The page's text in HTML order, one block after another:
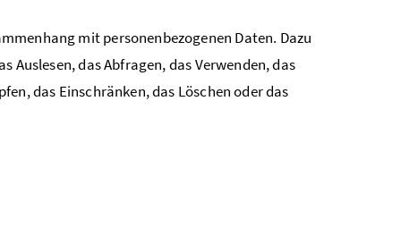
mit personenbezogenen Daten. Dazu
Auslesen, das Abfragen, das Verwenden, das
das Einschränken, das Löschen oder das